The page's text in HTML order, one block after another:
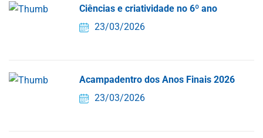
Ciências e criatividade no 6º ano
23/03/2026
Acampadentro dos Anos Finais 2026
23/03/2026